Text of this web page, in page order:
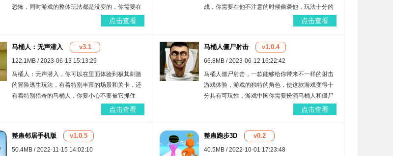
恐怖，同时游戏的整体玩法都是没变的，你需要在
这款游戏中收集各种的道具利用整个房子特性来逃
脱出去，玩法十分的有趣，不过有一点点恐怖！
点击查看
战，你需要在他不注意的时候偷袭他，玩法十分的
简单，同样你也可以借助游戏的道具来偷袭，十分
的有趣，如果你喜欢这款游戏，欢迎玩家们来下
点击查看
马桶人：无声潜入 v3.1
122.1MB / 2023-06-13 15:13:29
马桶人：无声潜入，你可以在里面体验到极其刺激
的冒险逃生玩法，有着特别丰富的场景和关卡，还
有着特别猎奇的马桶人，你要小心不要被它抓住
了；玩起来相当的有趣，能够让你得到特别激情的
点击查看
马桶人僵尸射击 v1.0.4
66.8MB / 2023-06-12 16:22:42
马桶人僵尸射击，一款能够给你带来不一样的射击
游戏体验，游戏的独特的角色，使这款游戏变得十
分具有可玩性，游戏中国你需要扮演马桶人和僵尸
的射击对决，玩法十分的有趣，游戏玩法非常的简
单，大量有趣的闯关内容等待你的自由探索！
点击查看
整蛊邻居手机版 v1.0.5
50.4MB / 2022-11-15 14:02:10
整蛊跑步3D v0.2
40.5MB / 2022-10-01 17:23:48